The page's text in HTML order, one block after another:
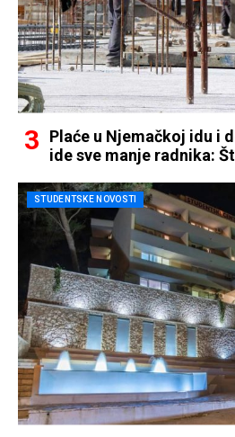
Plaće u Njemačkoj idu i
ide sve manje radnika:
STUDENTSKE NOVOSTI